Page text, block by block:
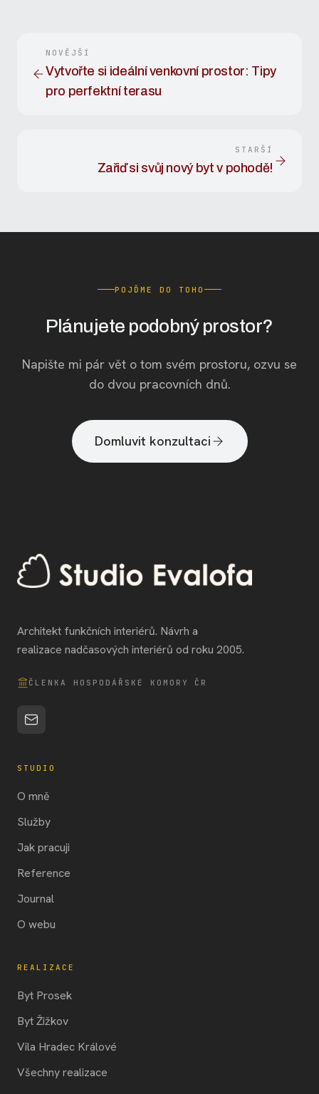
NOVĚJŠÍ
Vytvořte si ideální venkovní prostor: Tipy
pro perfektní terasu
STARŠÍ
Zařiď si svůj nový byt v pohodě!
POJĎME DO TOHO
Plánujete podobný prostor?
Napište mi pár vět o tom svém prostoru, ozvu se
do dvou pracovních dnů.
Domluvit konzultaci
Architekt funkčních interiérů. Návrh a
realizace nadčasových interiérů od roku 2005.
ČLENKA HOSPODÁŘSKÉ KOMORY ČR
STUDIO
O mně
Služby
Jak pracuji
Reference
Journal
O webu
REALIZACE
Byt Prosek
Byt Žižkov
Vila Hradec Králové
Všechny realizace